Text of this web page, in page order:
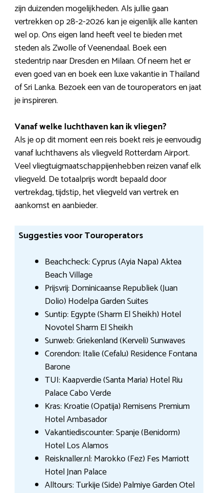
zijn duizenden mogelijkheden. Als jullie gaan
vertrekken op 28-2-2026 kan je eigenlijk alle kanten
wel op. Ons eigen land heeft veel te bieden met
steden als Zwolle of Veenendaal. Boek een
stedentrip naar Dresden en Milaan. Of neem het er
even goed van en boek een luxe vakantie in Thailand
of Sri Lanka. Bezoek een van de touroperators en jaat
je inspireren.
Vanaf welke luchthaven kan ik vliegen?
Als je op dit moment een reis boekt reis je eenvoudig
vanaf luchthavens als vliegveld Rotterdam Airport.
Veel vliegtuigmaatschappijenhebben reizen vanaf elk
vliegveld. De totaalprijs wordt bepaald door
vertrekdag, tijdstip, het vliegveld van vertrek en
aankomst en aanbieder.
Suggesties voor Touroperators
Beachcheck: Cyprus (Ayia Napa) Aktea
Beach Village
Prijsvrij: Dominicaanse Republiek (Juan
Dolio) Hodelpa Garden Suites
Suntip: Egypte (Sharm El Sheikh) Hotel
Novotel Sharm El Sheikh
Sunweb: Griekenland (Kerveli) Sunwaves
Corendon: Italie (Cefalu) Residence Fontana
Barone
TUI: Kaapverdie (Santa Maria) Hotel Riu
Palace Cabo Verde
Kras: Kroatie (Opatija) Remisens Premium
Hotel Ambasador
Vakantiediscounter: Spanje (Benidorm)
Hotel Los Alamos
Reisknaller.nl: Marokko (Fez) Fes Marriott
Hotel Jnan Palace
Alltours: Turkije (Side) Palmiye Garden Otel